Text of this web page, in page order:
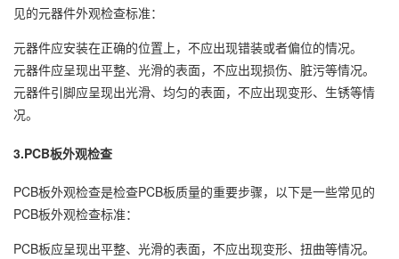
见的元器件外观检查标准：
元器件应安装在正确的位置上，不应出现错装或者偏位的情况。
元器件应呈现出平整、光滑的表面，不应出现损伤、脏污等情况。
元器件引脚应呈现出光滑、均匀的表面，不应出现变形、生锈等情
况。
3.PCB板外观检查
PCB板外观检查是检查PCB板质量的重要步骤，以下是一些常见的
PCB板外观检查标准：
PCB板应呈现出平整、光滑的表面，不应出现变形、扭曲等情况。